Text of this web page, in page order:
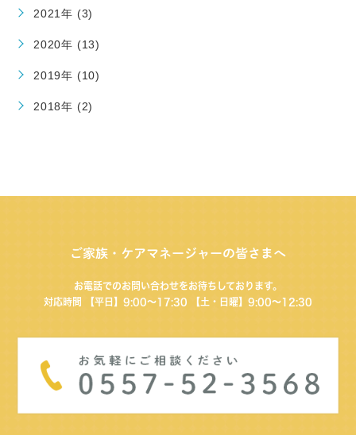
2021年 (3)
2020年 (13)
2019年 (10)
2018年 (2)
ご家族・ケアマネージャーの皆さまへ
お電話でのお問い合わせをお待ちしております。
対応時間 【平日】9:00～17:30 【土・日曜】9:00〜12:30